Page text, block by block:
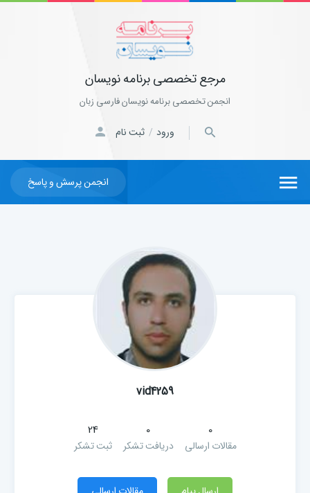
مرجع تخصصی برنامه نویسان
انجمن تخصصی برنامه نویسان فارسی زبان
ورود / ثبت نام
انجمن پرسش و پاسخ
vid4259
24
ثبت تشکر
0
دریافت تشکر
0
مقالات ارسالی